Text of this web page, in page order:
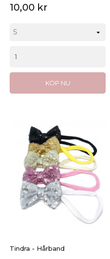
10,00 kr
KÖP NU
Tindra - Hårband